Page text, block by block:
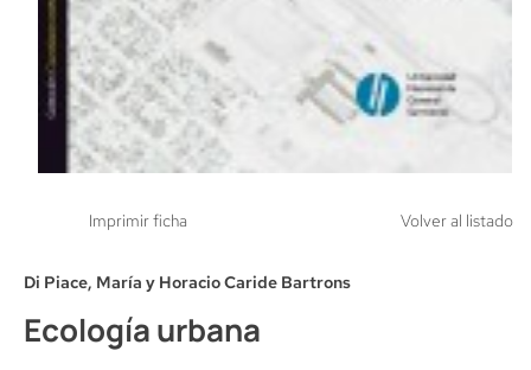
Imprimir ficha Volver al listado
Di Piace, María y Horacio Caride Bartrons
Ecología urbana